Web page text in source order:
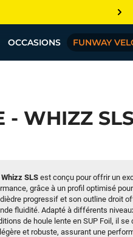
OCCASIONS FUNWAY
- WHIZZ
SLSest conçu pour offrir un
grâce à un profil optimisé
progressif et son outline droit
fluidité. Adapté à différents
de houle lente en SUP Foil, il se
et robuste, assurant une